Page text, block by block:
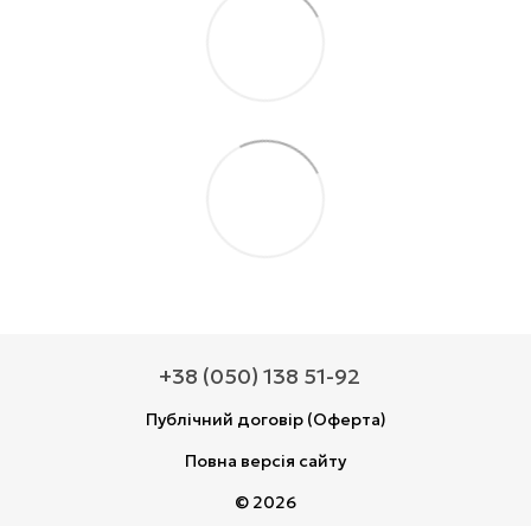
+38 (050) 138 51-92
Публічний договір (Оферта)
Повна версія сайту
© 2026